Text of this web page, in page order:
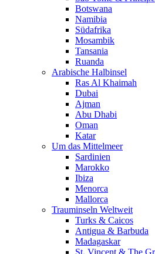
Botswana
Namibia
Südafrika
Mosambik
Tansania
Ruanda
Arabische Halbinsel
Ras Al Khaimah
Dubai
Ajman
Abu Dhabi
Oman
Katar
Um das Mittelmeer
Sardinien
Marokko
Ibiza
Menorca
Mallorca
Trauminseln Weltweit
Turks & Caicos
Antigua & Barbuda
Madagaskar
St. Vincent & The